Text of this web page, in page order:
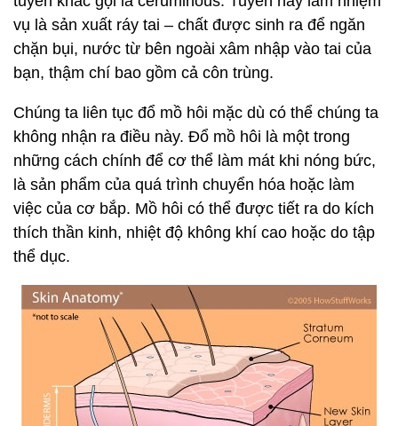
vụ là sản xuất ráy tai – chất được sinh ra để ngăn
chặn bụi, nước từ bên ngoài xâm nhập vào tai của
bạn, thậm chí bao gồm cả côn trùng.
Chúng ta liên tục đổ mồ hôi mặc dù có thể chúng ta
không nhận ra điều này. Đổ mồ hôi là một trong
những cách chính để cơ thể làm mát khi nóng bức,
là sản phẩm của quá trình chuyển hóa hoặc làm
việc của cơ bắp. Mồ hôi có thể được tiết ra do kích
thích thần kinh, nhiệt độ không khí cao hoặc do tập
thể dục.